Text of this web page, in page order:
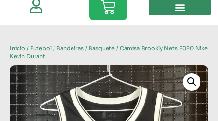
Início / Futebol / Bandeiras / Basquete / Camisa Brookly Nets 2020 Nike
Kevin Durant